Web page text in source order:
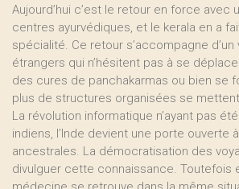
Aujourd’hui c’est le retour en force avec
centres ayurvédiques, et le kerala en a
spécialité. Ce retour s’accompagne
étrangers qui n’hésitent pas à se
des cures de panchakarmas ou bien se
plus de structures organisées se
La révolution informatique n’ayant pas
indiens, l’Inde devient une porte ouverte
ancestrales. La démocratisation des
divulguer cette connaissance. Toutefois